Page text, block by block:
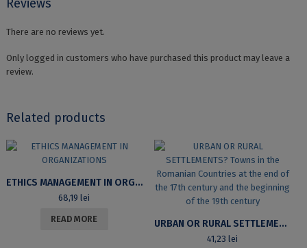
Reviews
There are no reviews yet.
Only logged in customers who have purchased this product may leave a
review.
Related products
ETHICS MANAGEMENT IN ORGANIZATIONS
68,19 lei
READ MORE URBAN OR RURAL SETTLEMENTS? TOWNS IN THE ROMANIAN COUNTRIES AT THE END OF THE 17TH CENTURY AND THE BEGINNING OF THE 19TH CENTURY
41,23 lei